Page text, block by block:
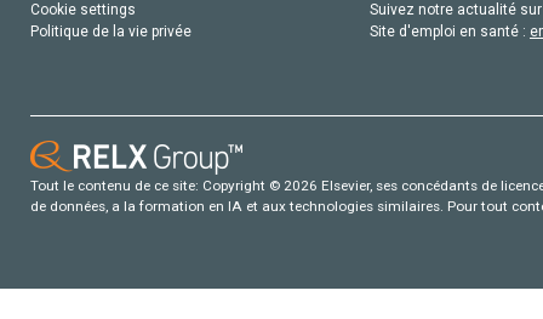
Cookie settings
Politique de la vie privée
Suivez notre actualité
Site d'emploi en santé :
Tout le contenu de ce site: Copyright © 2026 Elsevier, ses concédants de
de données, a la formation en IA et aux technologies similaires. Pour tout